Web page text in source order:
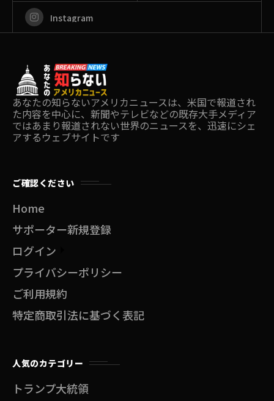
Instagram
あなたの知らないアメリカニュースは、米国で報道され
た内容を中心に、新聞やテレビなどの既存大手メディア
ではあまり報道されない世界のニュースを、迅速にシェ
アするウェブサイトです
ご確認ください
Home
サポーター新規登録
ログイン
プライバシーポリシー
ご利用規約
特定商取引法に基づく表記
人気のカテゴリー
トランプ大統領